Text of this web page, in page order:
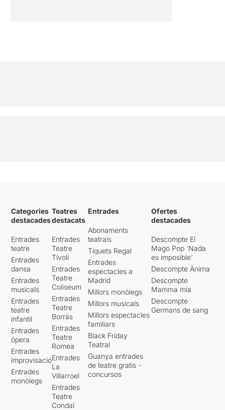
Categories
destacades
Entrades
teatre
Entrades
dansa
Entrades
musicals
Entrades
teatre
infantil
Entrades
òpera
Entrades
improvisació
Entrades
monòlegs
Teatres
destacats
Entrades
Teatre
Tívoli
Entrades
Teatre
Coliseum
Entrades
Teatre
Borràs
Entrades
Teatre
Romea
Entrades
La
Villarroel
Entrades
Teatre
Condal
Entrades
Abonaments
teatrals
Tiquets Regal
Entrades
espectacles a
Madrid
Millors monòlegs
Millors musicals
Millors espectacles
familiars
Black Friday
Teatral
Guanya entrades
de teatre gratis -
concursos
Ofertes
destacades
Descompte El
Mago Pop 'Nada
es imposible'
Descompte Ànima
Descompte
Mamma mia
Descompte
Germans de sang